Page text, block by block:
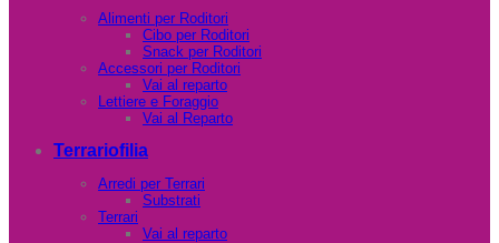
Alimenti per Roditori
Cibo per Roditori
Snack per Roditori
Accessori per Roditori
Vai al reparto
Lettiere e Foraggio
Vai al Reparto
Terrariofilia
Arredi per Terrari
Substrati
Terrari
Vai al reparto